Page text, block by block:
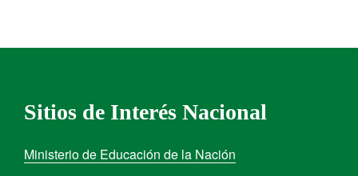
Sitios de Interés Nacional
Ministerio de Educación de la Nación